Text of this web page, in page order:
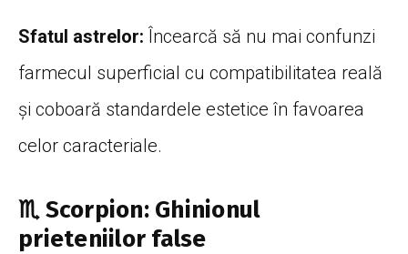
Sfatul astrelor: Încearcă să nu mai confunzi
farmecul superficial cu compatibilitatea reală
și coboară standardele estetice în favoarea
celor caracteriale.
♏ Scorpion: Ghinionul
prieteniilor false